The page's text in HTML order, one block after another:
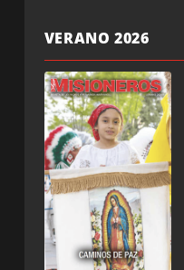
VERANO 2026